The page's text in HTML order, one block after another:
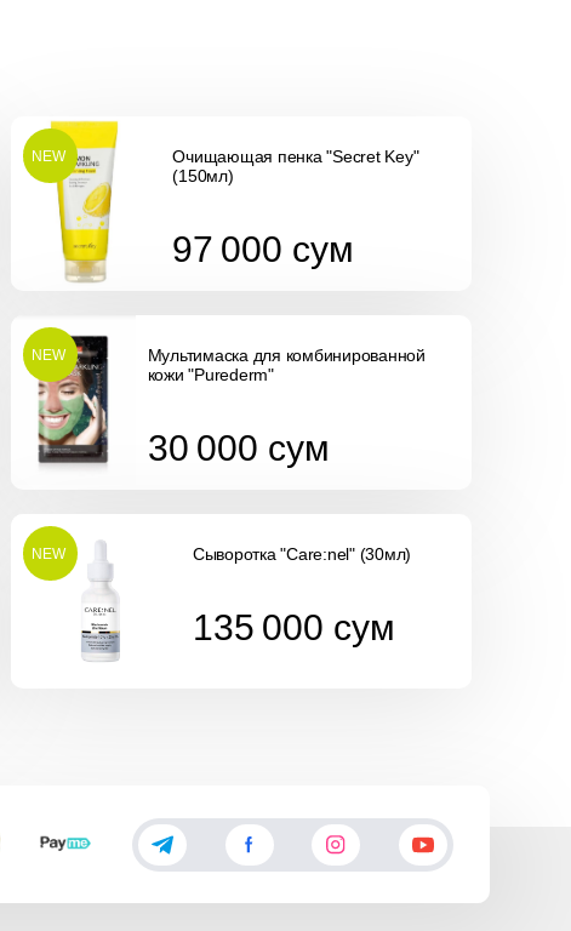
Очищающая пенка "Secret Key"
(150мл)
97 000 сум
NEW
Мультимаска для комбинированной
кожи "Purederm"
30 000 сум
NEW
Сыворотка "Care:nel" (30мл)
135 000 сум
NEW